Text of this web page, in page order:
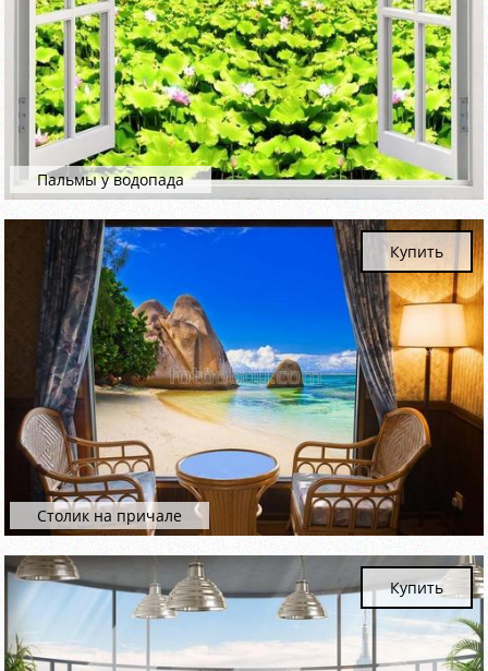
Пальмы у водопада
Столик на причале
Купить
Купить